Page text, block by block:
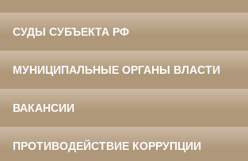
СУДЫ СУБЪЕКТА РФ
МУНИЦИПАЛЬНЫЕ ОРГАНЫ ВЛАСТИ
ВАКАНСИИ
ПРОТИВОДЕЙСТВИЕ КОРРУПЦИИ